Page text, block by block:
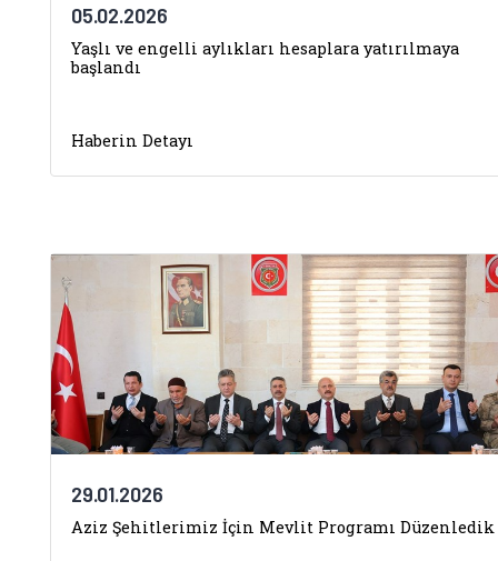
05.02.2026
Yaşlı ve engelli aylıkları hesaplara yatırılmaya
başlandı
Haberin Detayı
29.01.2026
Aziz Şehitlerimiz İçin Mevlit Programı Düzenledik